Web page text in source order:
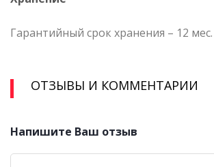
Гарантийный срок хранения – 12 мес.
ОТЗЫВЫ И КОММЕНТАРИИ
Напишите Ваш отзыв